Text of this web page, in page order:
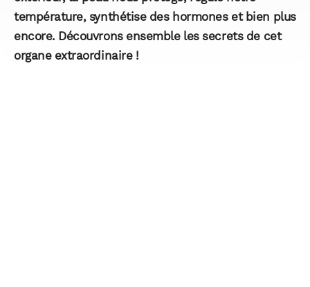
température, synthétise des hormones et bien plus
encore. Découvrons ensemble les secrets de cet
organe extraordinaire !